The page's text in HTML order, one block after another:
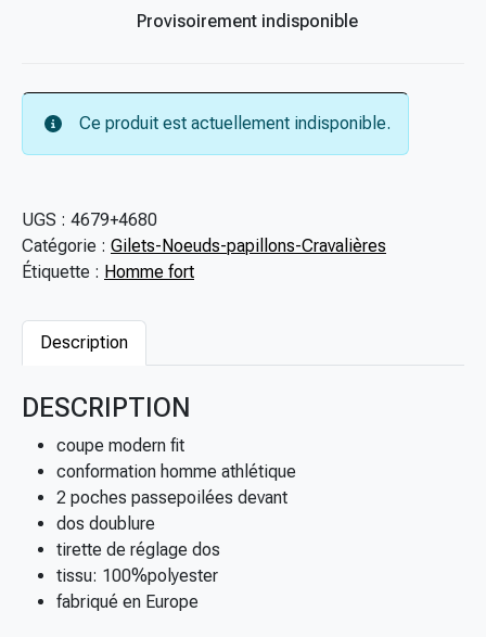
Provisoirement indisponible
Ce produit est actuellement indisponible.
UGS : 4679+4680
Catégorie : Gilets-Noeuds-papillons-Cravalières
Étiquette : Homme fort
Description
DESCRIPTION
coupe modern fit
conformation homme athlétique
2 poches passepoilées devant
dos doublure
tirette de réglage dos
tissu: 100%polyester
fabriqué en Europe